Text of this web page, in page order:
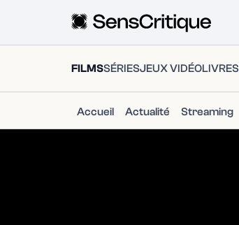
FILMSSÉRIESJEUX VIDÉOLIVRES
Accueil Actualité Streaming